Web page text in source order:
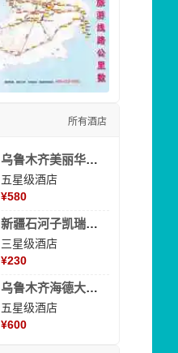
所有酒店
乌鲁木齐美丽华大酒
五星级酒店
¥580
新疆石河子凯瑞酒店
三星级酒店
¥230
乌鲁木齐海德大酒店
五星级酒店
¥600